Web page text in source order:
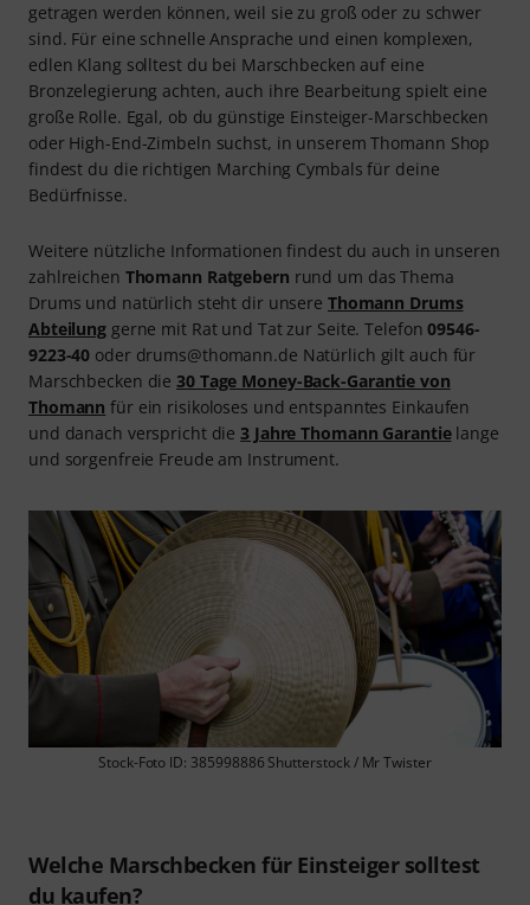
getragen werden können, weil sie zu groß oder zu schwer
sind. Für eine schnelle Ansprache und einen komplexen,
edlen Klang solltest du bei Marschbecken auf eine
Bronzelegierung achten, auch ihre Bearbeitung spielt eine
große Rolle. Egal, ob du günstige Einsteiger-Marschbecken
oder High-End-Zimbeln suchst, in unserem Thomann Shop
findest du die richtigen Marching Cymbals für deine
Bedürfnisse.
Weitere nützliche Informationen findest du auch in unseren
zahlreichen Thomann Ratgebern rund um das Thema
Drums und natürlich steht dir unsere Thomann Drums
Abteilung gerne mit Rat und Tat zur Seite. Telefon09546-
9223-40 oder drums@thomann.de Natürlich gilt auch für
Marschbecken die30 Tage Money-Back-Garantie von
Thomann für ein risikoloses und entspanntes Einkaufen
und danach verspricht die3 Jahre Thomann Garantielange
und sorgenfreie Freude am Instrument.
Stock-Foto ID: 385998886 Shutterstock / Mr Twister
Welche Marschbecken für Einsteiger solltest
du kaufen?